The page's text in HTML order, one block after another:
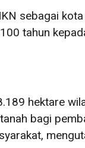
sebagai
tahun
hektare
bagi